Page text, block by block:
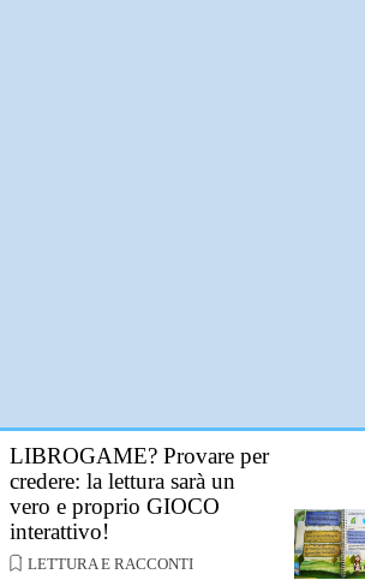
LIBROGAME? Provare per
credere: la lettura sarà un
vero e proprio GIOCO
interattivo!
LETTURA E RACCONTI